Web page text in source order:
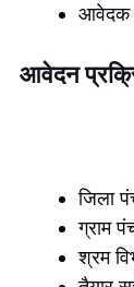
आवेदक
आवेदन
जिला
ग्राम
श्रम